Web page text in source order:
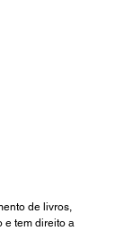
de livros,
e tem direito a